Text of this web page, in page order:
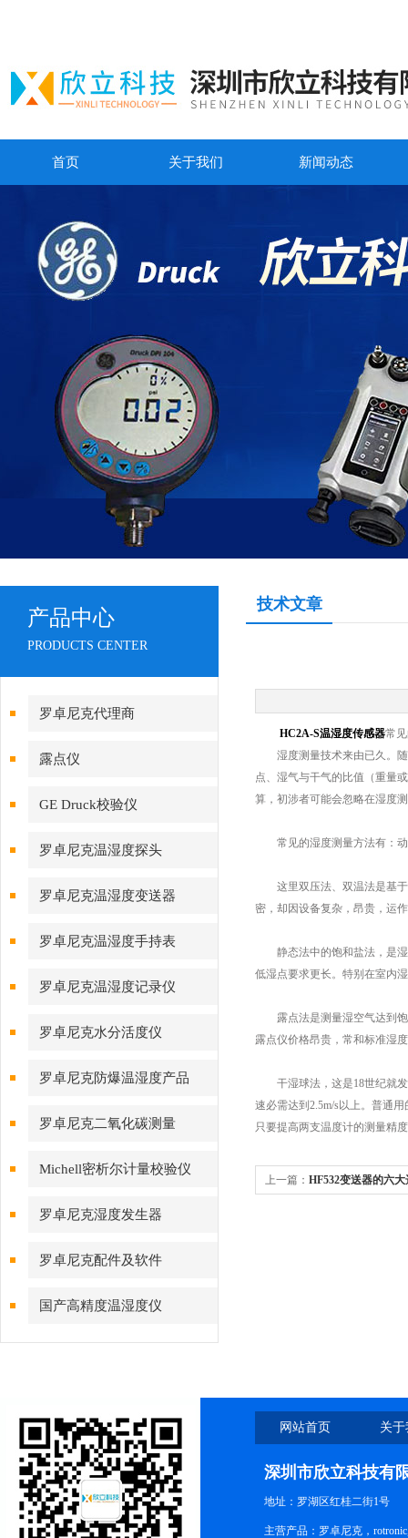
首页 关于我们 新闻动态
产品中心
PRODUCTS CENTER
罗卓尼克代理商
露点仪
GE Druck校验仪
罗卓尼克温湿度探头
罗卓尼克温湿度变送器
罗卓尼克温湿度手持表
罗卓尼克温湿度记录仪
罗卓尼克水分活度仪
罗卓尼克防爆温湿度产品
罗卓尼克二氧化碳测量
Michell密析尔计量校验仪
罗卓尼克湿度发生器
罗卓尼克配件及软件
国产高精度温湿度仪
技术文章
HC2A-S温湿度传感器常
湿度测量技术来由已久。随
点、湿气与干气的比值（重量
算，初涉者可能会忽略在湿度
常见的湿度测量方法有：动
这里双压法、双温法是基于
密，却因设备复杂，昂贵，运
静态法中的饱和盐法，是湿
低湿点要求更长。特别在室内
露点法是测量湿空气达到饱
露点仪价格昂贵，常和标准湿
干湿球法，这是18世纪就发
速必需达到2.5m/s以上。普通
只要提高两支温度计的测量精
上一篇： HF532变送器的六
网站首页 关
深圳市欣立科技有
地址：罗湖区红桂二街1号
主营产品：罗卓尼克，